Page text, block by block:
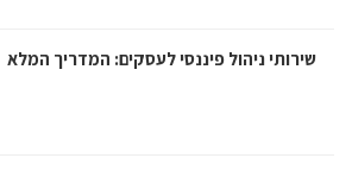
שירותי ניהול פיננסי לעסקים: המדריך המלא